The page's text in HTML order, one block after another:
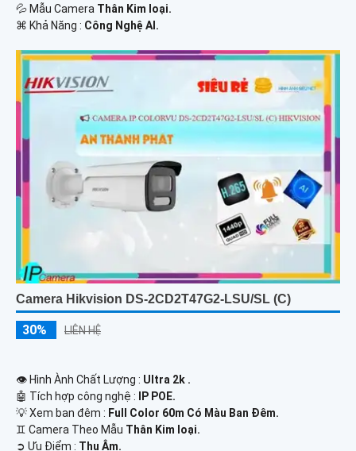
💦 Mẫu Camera Thân Kim loại.
️⌘ Khả Năng : Công Nghệ AI.
Camera Hikvision DS-2CD2T47G2-LSU/SL (C)
30% LIÊN HỆ
👁 Hình Ành Chất Lượng : Ultra 2k .
🤖️ Tích hợp công nghệ :
IP POE.
💡 Xem ban đêm : Full Color 60m Có Màu Ban Ðêm.
♊ Camera Theo Mẫu Thân Kim loại.
️➲ Ưu Điểm : Thu Âm.